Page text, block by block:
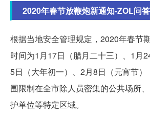
2020年春节放鞭炮新通知-ZOL问答
根据当地安全管理规定，2020年春节
时间为1月17日（腊月二十三）、1月
5日（大年初一）、2月8日（元宵节
围限制在全市除人员密集的公共场所
护单位等特定区域。